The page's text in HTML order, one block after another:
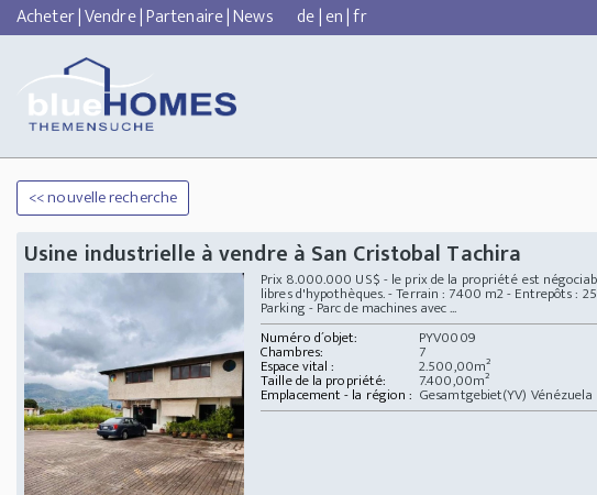
Acheter|Vendre|Partenaire|News de|en|fr
<< nouvelle recherche
Usine industrielle à vendre à San Cristobal Tachira
Prix 8.000.000 US$ - le prix de la propriété est
libres d'hypothèques. - Terrain : 7400 m2 - Entrepôts :
Parking - Parc de machines avec ...
Numéro d´objet:
PYV0009
Chambres: 7
Espace vital : 2.500,00m²
Taille de la propriété: 7.400,00m²
Emplacement - la région : Gesamtgebiet(YV) Vénézuela